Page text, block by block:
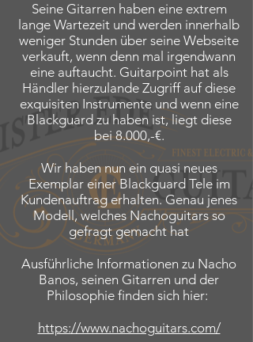
Seine Gitarren haben eine extrem
lange Wartezeit und werden innerhalb
weniger Stunden über seine Webseite
verkauft, wenn denn mal irgendwann
eine auftaucht. Guitarpoint hat als
Händler hierzulande Zugriff auf diese
exquisiten Instrumente und wenn eine
Blackguard zu haben ist, liegt diese
bei 8.000,-€.
Wir haben nun ein quasi neues
Exemplar einer Blackguard Tele im
Kundenauftrag erhalten. Genau jenes
Modell, welches Nachoguitars so
gefragt gemacht hat
Ausführliche Informationen zu Nacho
Banos, seinen Gitarren und der
Philosophie finden sich hier:
https://www.nachoguitars.com/